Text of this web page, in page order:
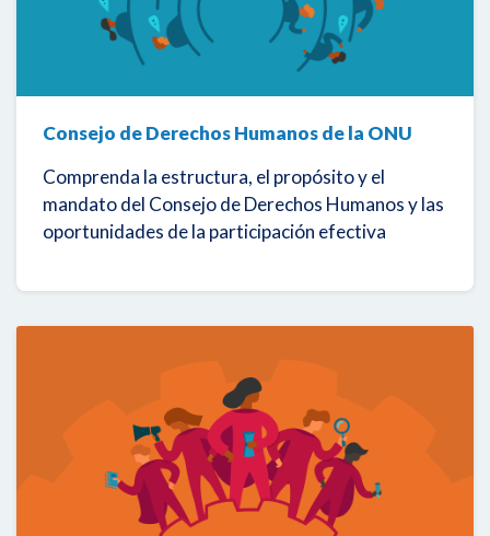
Consejo de Derechos Humanos de la ONU
Comprenda la estructura, el propósito y el
mandato del Consejo de Derechos Humanos y las
oportunidades de la participación efectiva